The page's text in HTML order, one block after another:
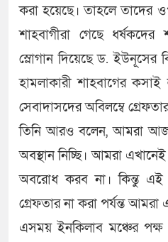
করা হয়েছে। তাহলে তাদের
শাহবাগীরা গেছে ধর্ষকদের
স্লোগান দিয়েছে ড. ইউনূসের
হামলাকারী শাহবাগের
সেবাদাসদের অবিলম্বে
তিনি আরও বলেন, আমরা
অবস্থান নিচ্ছি। আমরা
অবরোধ করব না। কিন্তু এই
গ্রেফতার না করা পর্যন্ত
এসময় ইনকিলাব মঞ্চের